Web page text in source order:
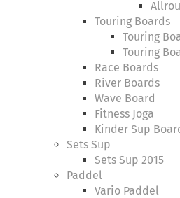
Touring Boards
Touring
Touring
Race Boards
River Boards
Wave Board
Fitness Joga
Kinder Sup
Sets Sup
Sets Sup 2015
Paddel
Vario Paddel